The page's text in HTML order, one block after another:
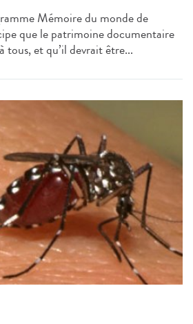
Mémoire du monde de
que le patrimoine documentaire
et qu’il devrait être...